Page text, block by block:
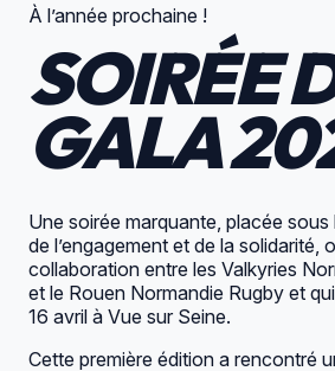
À l’année prochaine !
SOIRÉE
GALA
Une soirée marquante, placée sous
de l’engagement et de la solidarité,
collaboration entre les Valkyries
et le Rouen Normandie Rugby et
16 avril à Vue sur Seine.
Cette première édition a rencontré